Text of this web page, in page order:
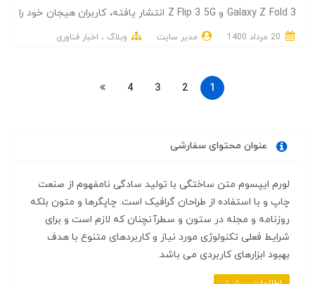
Galaxy Z Fold 3 و Z Flip 3 5G انتشار یافته، کاربران هیجان خود را
مدیر سایت وبلاگ اخبار فناوری
1
2
3
4
عنوان محتوای سفارشی
لورم ایپسوم متن ساختگی با تولید سادگی نامفهوم از صنعت
چاپ و با استفاده از طراحان گرافیک است. چاپگرها و متون بلکه
روزنامه و مجله در ستون و سطرآنچنان که لازم است و برای
شرایط فعلی تکنولوژی مورد نیاز و کاربردهای متنوع با هدف
بهبود ابزارهای کاربردی می باشد.